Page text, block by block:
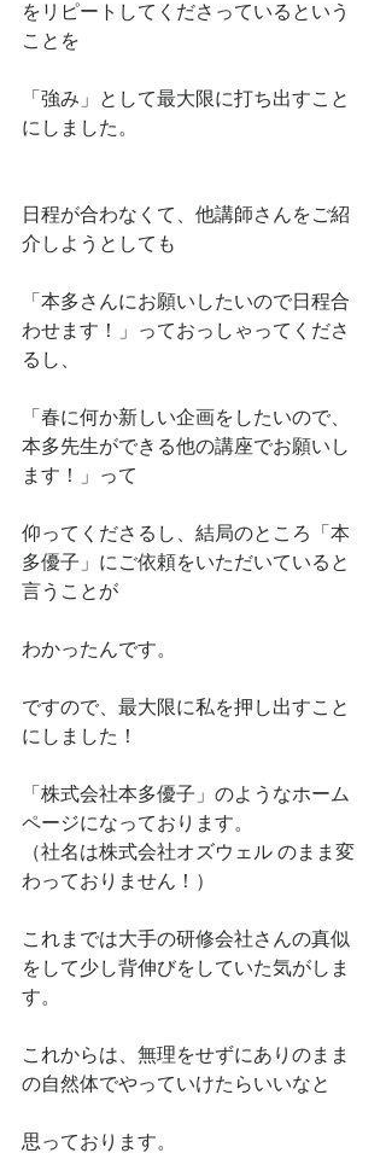
をリピートしてくださっているという
ことを
「強み」として最大限に打ち出すこと
にしました。
日程が合わなくて、他講師さんをご紹
介しようとしても
「本多さんにお願いしたいので日程合
わせます！」っておっしゃってくださ
るし、
「春に何か新しい企画をしたいので、
本多先生ができる他の講座でお願いし
ます！」って
仰ってくださるし、結局のところ「本
多優子」にご依頼をいただいていると
言うことが
わかったんです。
ですので、最大限に私を押し出すこと
にしました！
「株式会社本多優子」のようなホーム
ページになっております。
（社名は株式会社オズウェル のまま変
わっておりません！）
これまでは大手の研修会社さんの真似
をして少し背伸びをしていた気がしま
す。
これからは、無理をせずにありのまま
の自然体でやっていけたらいいなと
思っております。